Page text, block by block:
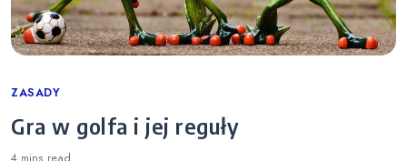
Categories
ZASADY
Gra w golfa i jej reguły